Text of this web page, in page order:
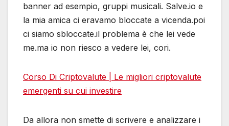
banner ad esempio, gruppi musicali. Salve.io e
la mia amica ci eravamo bloccate a vicenda.poi
ci siamo sbloccate.il problema è che lei vede
me.ma io non riesco a vedere lei, cori.
Corso Di Criptovalute | Le migliori criptovalute
emergenti su cui investire
Da allora non smette di scrivere e analizzare i